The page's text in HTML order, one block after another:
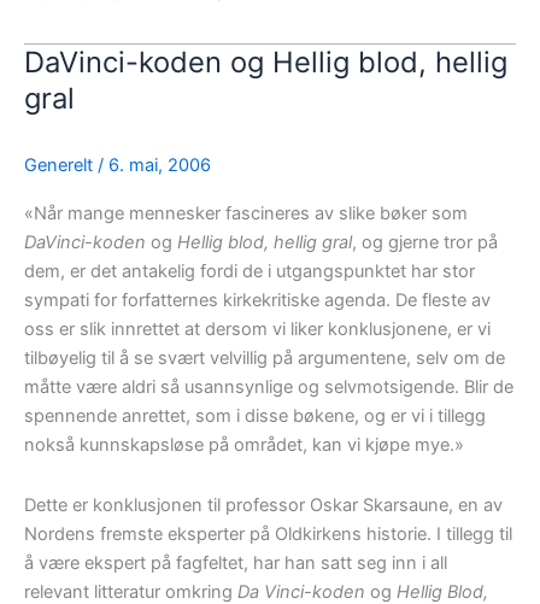
DaVinci-koden og Hellig blod, hellig
gral
Generelt / 6. mai, 2006
«Når mange mennesker fascineres av slike bøker som
DaVinci-koden og Hellig blod, hellig gral, og gjerne tror på
dem, er det antakelig fordi de i utgangspunktet har stor
sympati for forfatternes kirkekritiske agenda. De fleste av
oss er slik innrettet at dersom vi liker konklusjonene, er vi
tilbøyelig til å se svært velvillig på argumentene, selv om de
måtte være aldri så usannsynlige og selvmotsigende. Blir de
spennende anrettet, som i disse bøkene, og er vi i tillegg
nokså kunnskapsløse på området, kan vi kjøpe mye.»
Dette er konklusjonen til professor Oskar Skarsaune, en av
Nordens fremste eksperter på Oldkirkens historie. I tillegg til
å være ekspert på fagfeltet, har han satt seg inn i all
relevant litteratur omkring Da Vinci-koden og Hellig Blod,